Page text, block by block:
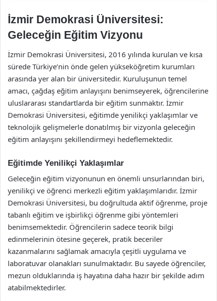
İzmir Demokrasi Üniversitesi:
Geleceğin Eğitim Vizyonu
İzmir Demokrasi Üniversitesi, 2016 yılında kurulan ve kısa
sürede Türkiye’nin önde gelen yükseköğretim kurumları
arasında yer alan bir üniversitedir. Kuruluşunun temel
amacı, çağdaş eğitim anlayışını benimseyerek, öğrencilerine
uluslararası standartlarda bir eğitim sunmaktır. İzmir
Demokrasi Üniversitesi, eğitimde yenilikçi yaklaşımlar ve
teknolojik gelişmelerle donatılmış bir vizyonla geleceğin
eğitim anlayışını şekillendirmeyi hedeflemektedir.
Eğitimde Yenilikçi Yaklaşımlar
Geleceğin eğitim vizyonunun en önemli unsurlarından biri,
yenilikçi ve öğrenci merkezli eğitim yaklaşımlarıdır. İzmir
Demokrasi Üniversitesi, bu doğrultuda aktif öğrenme, proje
tabanlı eğitim ve işbirlikçi öğrenme gibi yöntemleri
benimsemektedir. Öğrencilerin sadece teorik bilgi
edinmelerinin ötesine geçerek, pratik beceriler
kazanmalarını sağlamak amacıyla çeşitli uygulama ve
laboratuvar olanakları sunulmaktadır. Bu sayede öğrenciler,
mezun olduklarında iş hayatına daha hazır bir şekilde adım
atabilmektedirler.